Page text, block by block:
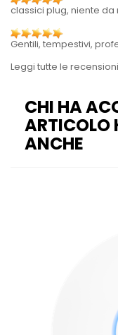
classici plug, niente da
Gentili, tempestivi,
Leggi tutte le recensioni
CHI HA
ARTICOLO
ANCHE